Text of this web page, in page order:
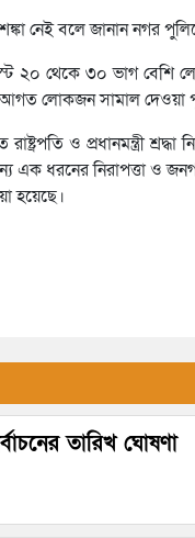
নেই বলে জানান নগর
২০ থেকে ৩০ ভাগ বেশি
আগত লোকজন সামাল দেওয়া
ও প্রধানমন্ত্রী
জন্য এক ধরনের নিরাপত্তা
হয়েছে।
তারিখ ঘোষণা